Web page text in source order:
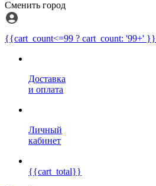
Сменить город
{{cart_count<=99 ? cart_count: '99+' }}
Доставка
и оплата
Личный
кабинет
{{cart_total}}